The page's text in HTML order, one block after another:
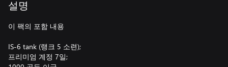
설명
이 팩의 포함 내용
IS-6 tank (랭크 5 소련);
프리미엄 계정 7일;